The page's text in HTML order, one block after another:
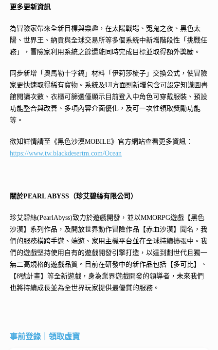
更多更新資訊
為冒險家帶來全新目標與樂趣，在太陽戰場、冤鬼之夜、黑色太
陽、世界王、納貢與全球交易所等多個系統中新增階段性「挑戰任
務」，冒險家利用系統之餘還能同時完成目標並取得額外獎勵。
同步新增「奧馬勒十字鎬」材料「伊莉莎梳子」交換公式，使冒險
家更快速取得稀有寶物。系統及UI方面則新增包含可設定知識圖書
館閱讀次數、衣櫃可篩選僅顯示目前登入中角色可穿戴服裝、預設
功能整合與改善、多項內容介面優化，及可一次性領取獎勵功能
等。
欲知詳情請至《黑色沙漠MOBILE》官方網站查看更多資訊：
https://www.tw.blackdesertm.com/Ocean
關於PEARL ABYSS（珍艾碧絲有限公司）
珍艾碧絲(PearlAbyss)致力於遊戲開發，並以MMORPG遊戲【黑色
沙漠】系列作品，及開放世界動作冒險作品【赤血沙漠】聞名，我
們的服務橫跨手遊、端遊、家用主機平台並在全球持續擴張中。我
們的遊戲堅持使用自有的遊戲開發引擎打造，以達到劃世代且獨一
無二高規格的遊戲品質。目前在研發中的新作品包括【多可比】、
【8號計畫】等全新遊戲，身為業界遊戲開發的領導者，未來我們
也將持續成長並為全世界玩家提供最優質的服務。
事前登錄｜領取虛寶